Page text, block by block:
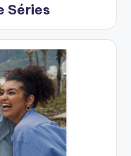
Séries